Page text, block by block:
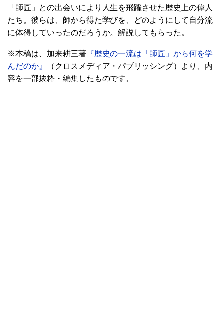
「師匠」との出会いにより人生を飛躍させた歴史上の偉人
たち。彼らは、師から得た学びを、どのようにして自分流
に体得していったのだろうか。解説してもらった。
※本稿は、加来耕三著 『歴史の一流は「師匠」から何を学
んだのか』
（クロスメディア・パブリッシング）より、内
容を一部抜粋・編集したものです。